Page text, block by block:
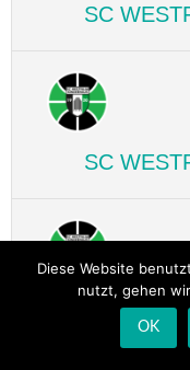
SC
SC
SC
Diese Website
nutzt, gehen
OK